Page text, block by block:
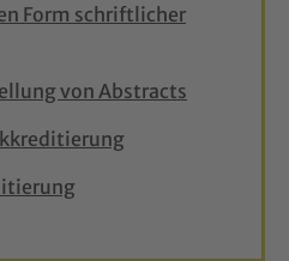
Form schriftlicher
von Abstracts